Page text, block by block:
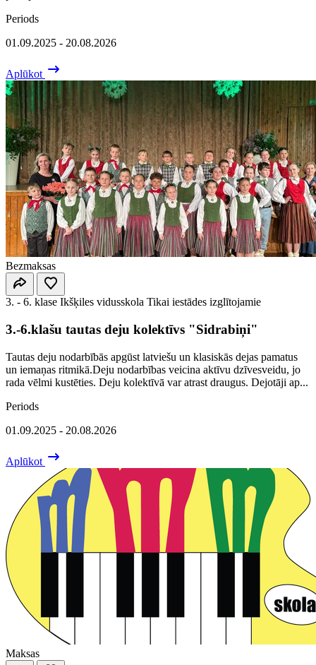
Periods
01.09.2025 - 20.08.2026
Aplūkot
Bezmaksas
3. - 6. klase Ikšķiles vidusskola Tikai iestādes izglītojamie
3.-6.klašu tautas deju kolektīvs "Sidrabiņi"
Tautas deju nodarbībās apgūst latviešu un klasiskās dejas pamatus
un iemaņas ritmikā.Deju nodarbības veicina aktīvu dzīvesveidu, jo
rada vēlmi kustēties. Deju kolektīvā var atrast draugus. Dejotāji ap...
Periods
01.09.2025 - 20.08.2026
Aplūkot
Maksas